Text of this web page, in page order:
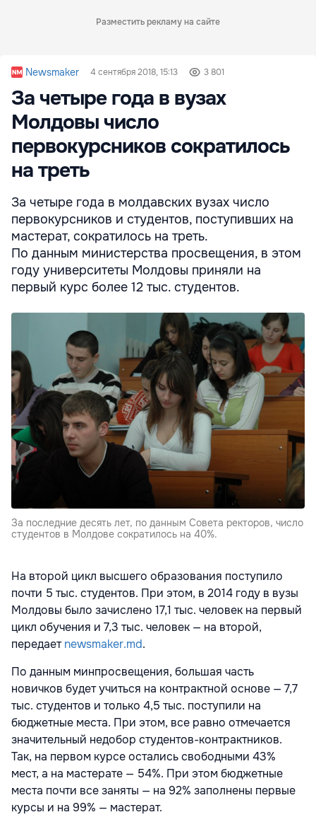
Разместить рекламу на сайте
Newsmaker 4 сентября 2018, 15:13 3 801
За четыре года в вузах
Молдовы число
первокурсников сократилось
на треть
За четыре года в молдавских вузах число
первокурсников и студентов, поступивших на
мастерат, сократилось на треть.
По данным министерства просвещения, в этом
году университеты Молдовы приняли на
первый курс более 12 тыс. студентов.
За последние десять лет, по данным Совета ректоров, число
студентов в Молдове сократилось на 40%.
На второй цикл высшего образования поступило
почти 5 тыс. студентов. При этом, в 2014 году в вузы
Молдовы было зачислено 17,1 тыс. человек на первый
цикл обучения и 7,3 тыс. человек — на второй,
передаетnewsmaker.md.
По данным минпросвещения, большая часть
новичков будет учиться на контрактной основе — 7,7
тыс. студентов и только 4,5 тыс. поступили на
бюджетные места. При этом, все равно отмечается
значительный недобор студентов-контрактников.
Так, на первом курсе остались свободными 43%
мест, а на мастерате — 54%. При этом бюджетные
места почти все заняты — на 92% заполнены первые
курсы и на 99% — мастерат.